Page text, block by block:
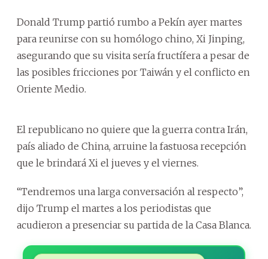
Donald Trump partió rumbo a Pekín ayer martes
para reunirse con su homólogo chino, Xi Jinping,
asegurando que su visita sería fructífera a pesar de
las posibles fricciones por Taiwán y el conflicto en
Oriente Medio.
El republicano no quiere que la guerra contra Irán,
país aliado de China, arruine la fastuosa recepción
que le brindará Xi el jueves y el viernes.
“Tendremos una larga conversación al respecto”,
dijo Trump el martes a los periodistas que
acudieron a presenciar su partida de la Casa Blanca.